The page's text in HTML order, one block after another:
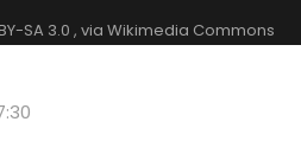
SA 3.0 , via Wikimedia Commons